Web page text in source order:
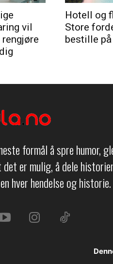
vil
Hotell og
Store
bestille
formål å spre humor,
er mulig, å dele
hver hendelse og historie.